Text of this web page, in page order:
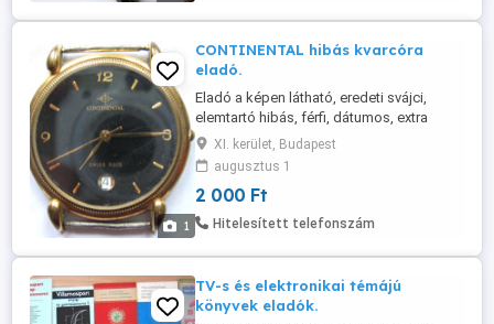
1
CONTINENTAL hibás kvarcóra
eladó.
Eladó a képen látható, eredeti svájci,
elemtartó hibás, férfi, dátumos, extra
lapos, water resistant, 35mm-es kvarcóra,
alkatrésznek. Személyes átvétellel a 11.
kerületben. Telefon . Személyes átvétellel
a 11. kerületben. Telefon .
XI. kerület, Budapest
augusztus 1
2 000 Ft
Hitelesített telefonszám
TV-s és elektronikai témájú
könyvek eladók.